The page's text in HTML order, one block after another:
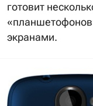
готовит
экранами.